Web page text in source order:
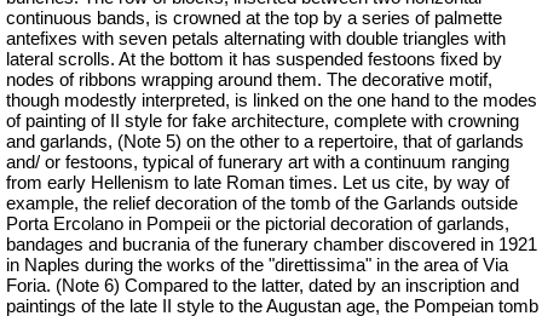
continuous bands, is crowned at the top by a series of palmette
antefixes with seven petals alternating with double triangles with
lateral scrolls. At the bottom it has suspended festoons fixed by
nodes of ribbons wrapping around them. The decorative motif,
though modestly interpreted, is linked on the one hand to the modes
of painting of II style for fake architecture, complete with crowning
and garlands, (Note 5) on the other to a repertoire, that of garlands
and/ or festoons, typical of funerary art with a continuum ranging
from early Hellenism to late Roman times. Let us cite, by way of
example, the relief decoration of the tomb of the Garlands outside
Porta Ercolano in Pompeii or the pictorial decoration of garlands,
bandages and bucrania of the funerary chamber discovered in 1921
in Naples during the works of the "direttissima" in the area ofVia
Foria. (Note 6) Compared to the latter, dated by an inscription and
paintings of the late II style to the Augustan age, the Pompeian tomb